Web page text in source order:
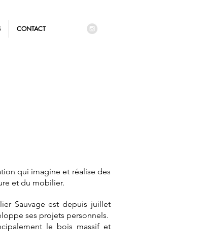
CONTACT
qui imagine et réalise des
et du mobilier.
Sauvage est depuis juillet
ses projets personnels.
le bois massif et